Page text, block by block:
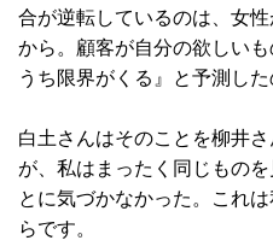
合が逆転しているのは、女
から。顧客が自分の欲しい
うち限界がくる』と予測した
白土さんはそのことを柳井
が、私はまったく同じもの
とに気づかなかった。これ
らです。